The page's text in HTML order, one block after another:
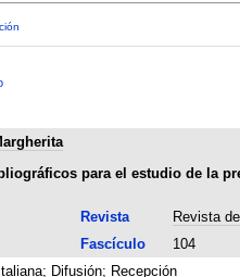
para el estudio de la
Revista
Revista
Fascículo
104
; Difusión; Recepción